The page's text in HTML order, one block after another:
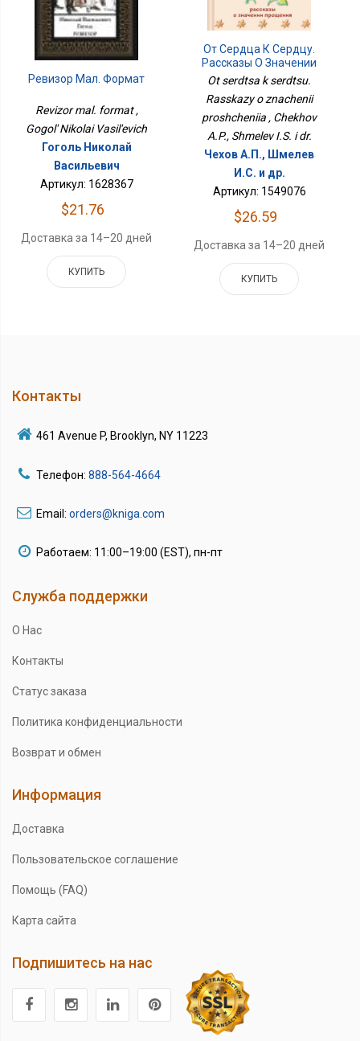
Ревизор Мал. Формат
Revizor mal. format ,
Gogol' Nikolai Vasil'evich
Гоголь Николай
Васильевич
Артикул: 1628367
$21.76
Доставка за 14–20 дней
КУПИТЬ
От Сердца К Сердцу.
Рассказы О Значении
Прощения
Ot serdtsa k serdtsu.
Rasskazy o znachenii
proshcheniia , Chekhov
A.P., Shmelev I.S. i dr.
Чехов А.П., Шмелев
И.С. и др.
Артикул: 1549076
$26.59
Доставка за 14–20 дней
КУПИТЬ
Контакты
461 Avenue P, Brooklyn, NY 11223
Телефон: 888-564-4664
Email: orders@kniga.com
Работаем: 11:00–19:00 (EST), пн-пт
Служба поддержки
О Нас
Контакты
Статус заказа
Политика конфиденциальности
Возврат и обмен
Информация
Доставка
Пользовательское соглашение
Помощь (FAQ)
Карта сайта
Подпишитесь на нас